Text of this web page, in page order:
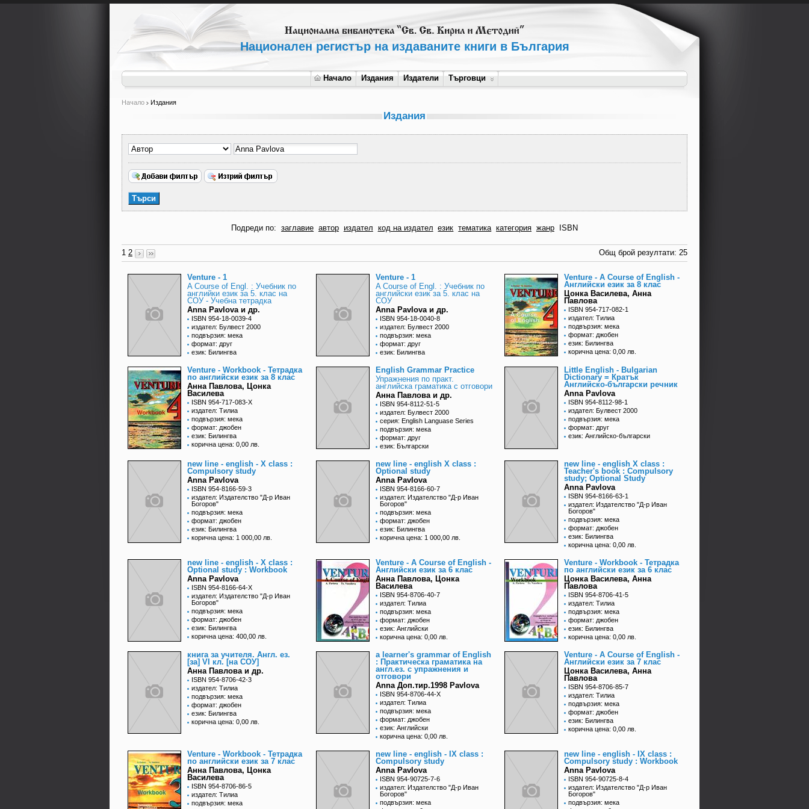
Национален регистър на издаваните книги в България
Начало Издания Издатели Търговци
Начало Издания
Издания
Подреди по: заглавие автор издател код на издател език тематика категория жанр ISBN
1 2 Общ брой резултати: 25
Venture - 1
A Course of Engl. : Учебник по
английки език за 5. клас на
СОУ - Учебна тетрадка
Anna Pavlova и др.
ISBN 954-18-0039-4
издател: Булвест 2000
подвързия: мека
формат: друг
език: Билингва
Venture - 1
A Course of Engl. : Учебник по
английски език за 5. клас на
СОУ
Anna Pavlova и др.
ISBN 954-18-0040-8
издател: Булвест 2000
подвързия: мека
формат: друг
език: Билингва
Venture - A Course of English -
Английски език за 8 клас
Цонка Василева, Анна
Павлова
ISBN 954-717-082-1
издател: Тилиа
подвързия: мека
формат: джобен
език: Билингва
корична цена: 0,00 лв.
Venture - Workbook - Тетрадка
по английски език за 8 клас
Анна Павлова, Цонка
Василева
ISBN 954-717-083-X
издател: Тилиа
подвързия: мека
формат: джобен
език: Билингва
корична цена: 0,00 лв.
English Grammar Practice
Упражнения по практ.
английска граматика с отговори
Анна Павлова и др.
ISBN 954-8112-51-5
издател: Булвест 2000
серия: English Languase Series
подвързия: мека
формат: друг
език: Български
Little English - Bulgarian
Dictionary = Кратък
Английско-български речник
Anna Pavlova
ISBN 954-8112-98-1
издател: Булвест 2000
подвързия: мека
формат: друг
език: Английско-български
new line - english - X class :
Compulsory study
Anna Pavlova
ISBN 954-8166-59-3
издател: Издателство "Д-р Иван
Богоров"
подвързия: мека
формат: джобен
език: Билингва
корична цена: 1 000,00 лв.
new line - english X class :
Optional study
Anna Pavlova
ISBN 954-8166-60-7
издател: Издателство "Д-р Иван
Богоров"
подвързия: мека
формат: джобен
език: Билингва
корична цена: 1 000,00 лв.
new line - english X class :
Teacher's book : Compulsory
study; Optional Study
Anna Pavlova
ISBN 954-8166-63-1
издател: Издателство "Д-р Иван
Богоров"
подвързия: мека
формат: джобен
език: Билингва
корична цена: 0,00 лв.
new line - english - X class :
Optional study : Workbook
Anna Pavlova
ISBN 954-8166-64-X
издател: Издателство "Д-р Иван
Богоров"
подвързия: мека
формат: джобен
език: Билингва
корична цена: 400,00 лв.
Venture - A Course of English -
Английски език за 6 клас
Анна Павлова, Цонка
Василева
ISBN 954-8706-40-7
издател: Тилиа
подвързия: мека
формат: джобен
език: Английски
корична цена: 0,00 лв.
Venture - Workbook - Тетрадка
по английски език за 6 клас
Цонка Василева, Анна
Павлова
ISBN 954-8706-41-5
издател: Тилиа
подвързия: мека
формат: джобен
език: Билингва
корична цена: 0,00 лв.
книга за учителя. Англ. ез.
[за] VI кл. [на СОУ]
Анна Павлова и др.
ISBN 954-8706-42-3
издател: Тилиа
подвързия: мека
формат: джобен
език: Билингва
корична цена: 0,00 лв.
a learner's grammar of English
: Практическа граматика на
англ.ез. с упражнения и
отговори
Anna Доп.тир.1998 Pavlova
ISBN 954-8706-44-X
издател: Тилиа
подвързия: мека
формат: джобен
език: Английски
корична цена: 0,00 лв.
Venture - A Course of English -
Английски език за 7 клас
Цонка Василева, Анна
Павлова
ISBN 954-8706-85-7
издател: Тилиа
подвързия: мека
формат: джобен
език: Билингва
корична цена: 0,00 лв.
Venture - Workbook - Тетрадка
по английски език за 7 клас
Анна Павлова, Цонка
Василева
ISBN 954-8706-86-5
издател: Тилиа
подвързия: мека
new line - english - IX class :
Compulsory study
Anna Pavlova
ISBN 954-90725-7-6
издател: Издателство "Д-р Иван
Богоров"
подвързия: мека
new line - english - IX class :
Compulsory study : Workbook
Anna Pavlova
ISBN 954-90725-8-4
издател: Издателство "Д-р Иван
Богоров"
подвързия: мека